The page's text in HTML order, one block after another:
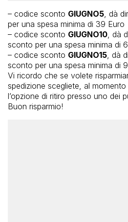
– codice sconto GIUGNO5, dà
per una spesa minima di 39 Euro
– codice sconto GIUGNO10, dà
sconto per una spesa minima di
– codice sconto GIUGNO15, dà
sconto per una spesa minima di
Vi ricordo che se volete
spedizione scegliete, al
l’opzione di ritiro presso uno dei
Buon risparmio!